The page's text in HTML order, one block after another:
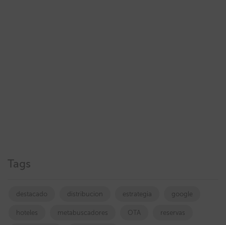
Tags
destacado distribucion estrategia google
hoteles metabuscadores OTA reservas